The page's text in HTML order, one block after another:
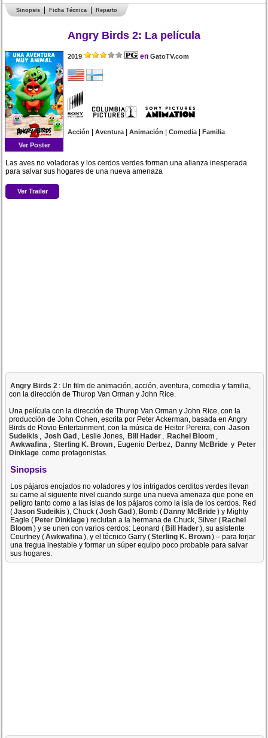
Sinopsis Ficha Técnica Reparto
Angry Birds 2: La película
Ver Poster
2019 en GatoTV.com
Acción |Aventura|Animación |Comedia|Familia
Las aves no voladoras y los cerdos verdes forman una alianza inesperada
para salvar sus hogares de una nueva amenaza
Ver Trailer
Angry Birds 2 : Un film de animación, acción, aventura, comedia y familia,
con la dirección de Thurop Van Orman y John Rice.
Una película con la dirección de Thurop Van Orman y John Rice, con la
producción de John Cohen, escrita por Peter Ackerman, basada en Angry
Birds de Rovio Entertainment, con la música de Heitor Pereira, con Jason
Sudeikis , Josh Gad , Leslie Jones, Bill Hader , Rachel Bloom ,
Awkwafina , Sterling K. Brown , Eugenio Derbez, Danny McBride y Peter
Dinklage como protagonistas.
Sinopsis
Los pájaros enojados no voladores y los intrigados cerditos verdes llevan
su carne al siguiente nivel cuando surge una nueva amenaza que pone en
peligro tanto como a las islas de los pájaros como la isla de los cerdos. Red
(Jason Sudeikis ), Chuck (Josh Gad), Bomb (Danny McBride) y Mighty
Eagle (Peter Dinklage) reclutan a la hermana de Chuck, Silver (Rachel
Bloom ) y se unen con varios cerdos: Leonard (Bill Hader), su asistente
Courtney (Awkwafina), y el técnico Garry (Sterling K. Brown) – para forjar
una tregua inestable y formar un súper equipo poco probable para salvar
sus hogares.